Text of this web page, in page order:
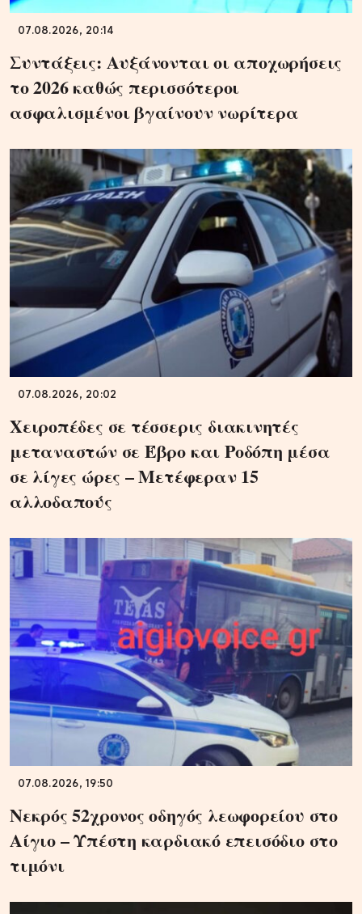
07.08.2026, 20:14
Συντάξεις: Αυξάνονται οι αποχωρήσεις
το 2026 καθώς περισσότεροι
ασφαλισμένοι βγαίνουν νωρίτερα
07.08.2026, 20:02
Χειροπέδες σε τέσσερις διακινητές
μεταναστών σε Έβρο και Ροδόπη μέσα
σε λίγες ώρες – Μετέφεραν 15
αλλοδαπούς
07.08.2026, 19:50
Νεκρός 52χρονος οδηγός λεωφορείου στο
Αίγιο – Υπέστη καρδιακό επεισόδιο στο
τιμόνι